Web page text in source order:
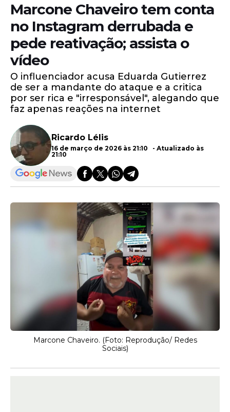
Marcone Chaveiro tem conta
no Instagram derrubada e
pede reativação; assista o
vídeo
O influenciador acusa Eduarda Gutierrez
de ser a mandante do ataque e a critica
por ser rica e "irresponsável", alegando que
faz apenas reações na internet
Ricardo Lélis
16 de março de 2026 às 21:10 - Atualizado às
21:10
Marcone Chaveiro. (Foto: Reprodução/ Redes
Sociais)